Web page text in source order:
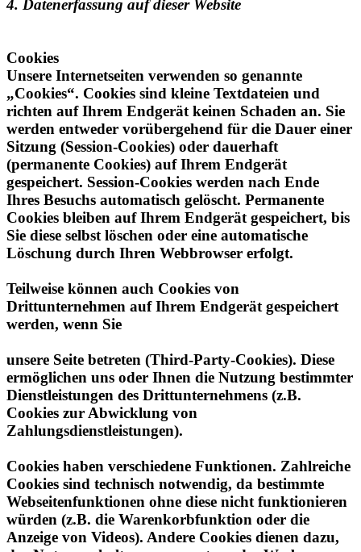
„Cookies“. Cookies sind kleine Textdateien und
richten auf Ihrem Endgerät keinen Schaden an. Sie
werden entweder vorübergehend für die Dauer einer
Sitzung (Session-Cookies) oder dauerhaft
(permanente Cookies) auf Ihrem Endgerät
gespeichert. Session-Cookies werden nach Ende
Ihres Besuchs automatisch gelöscht. Permanente
Cookies bleiben auf Ihrem Endgerät gespeichert, bis
Sie diese selbst löschen oder eine automatische
Löschung durch Ihren Webbrowser erfolgt.
Teilweise können auch Cookies von
werden, wenn Sie
unsere Seite betreten (Third-Party-Cookies). Diese
Dienstleistungen des Drittunternehmens (z.B.
Cookies zur Abwicklung von
Zahlungsdienstleistungen).
Cookies haben verschiedene Funktionen. Zahlreiche
Webseitenfunktionen ohne diese nicht funktionieren
würden (z.B. die Warenkorbfunktion oder die
Anzeige von Videos). Andere Cookies dienen dazu,
das Nutzerverhalten auszuwerten oder Werbung
anzuzeigen.